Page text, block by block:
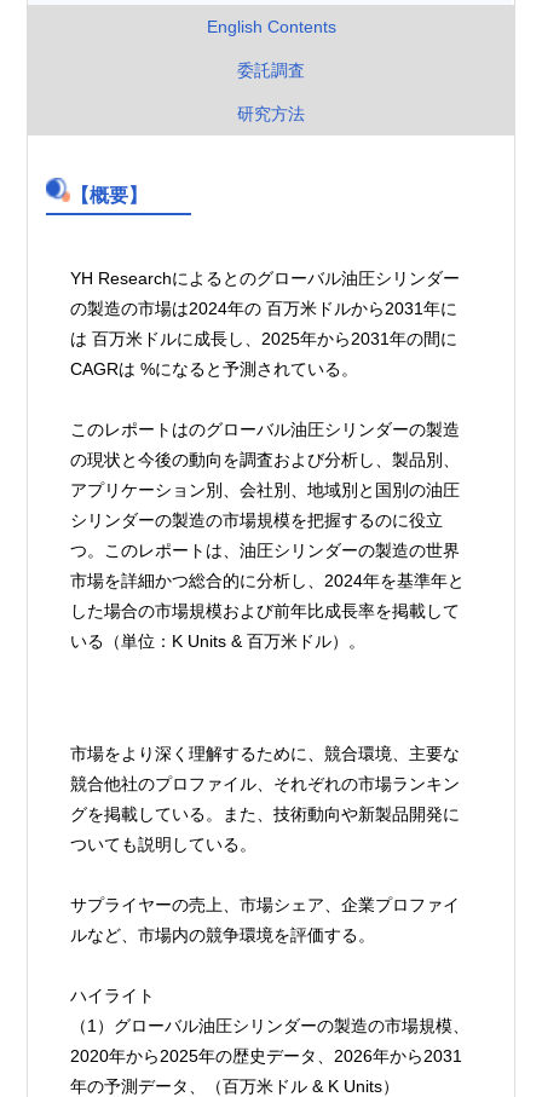
English Contents
委託調査
研究方法
【概要】
YH Researchによるとのグローバル油圧シリンダー
の製造の市場は2024年の 百万米ドルから2031年に
は 百万米ドルに成長し、2025年から2031年の間に
CAGRは %になると予測されている。
このレポートはのグローバル油圧シリンダーの製造
の現状と今後の動向を調査および分析し、製品別、
アプリケーション別、会社別、地域別と国別の油圧
シリンダーの製造の市場規模を把握するのに役立
つ。このレポートは、油圧シリンダーの製造の世界
市場を詳細かつ総合的に分析し、2024年を基準年と
した場合の市場規模および前年比成長率を掲載して
いる（単位：K Units & 百万米ドル）。
市場をより深く理解するために、競合環境、主要な
競合他社のプロファイル、それぞれの市場ランキン
グを掲載している。また、技術動向や新製品開発に
ついても説明している。
サプライヤーの売上、市場シェア、企業プロファイ
ルなど、市場内の競争環境を評価する。
ハイライト
（1）グローバル油圧シリンダーの製造の市場規模、
2020年から2025年の歴史データ、2026年から2031
年の予測データ、（百万米ドル & K Units）